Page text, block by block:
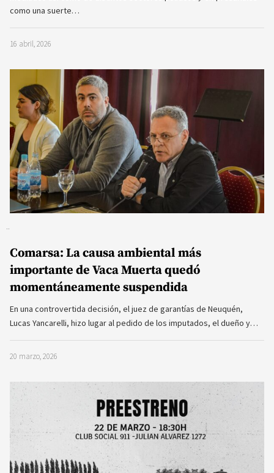
como una suerte…
16 abril, 2026
Comarsa: La causa ambiental más
importante de Vaca Muerta quedó
momentáneamente suspendida
En una controvertida decisión, el juez de garantías de Neuquén,
Lucas Yancarelli, hizo lugar al pedido de los imputados, el dueño y…
20 marzo, 2026